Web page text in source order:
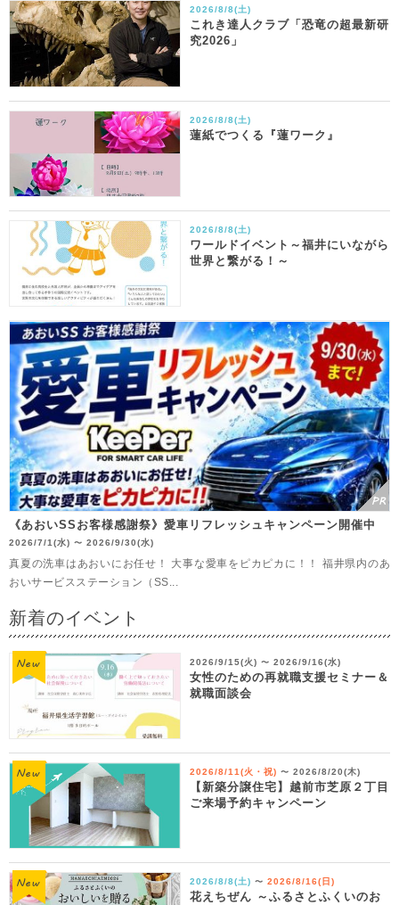
2026/8/8(土)
これき達人クラブ「恐竜の超最新研
究2026」
2026/8/8(土)
蓮紙でつくる『蓮ワーク』
2026/8/8(土)
ワールドイベント～福井にいながら
世界と繋がる！～
《あおいSSお客様感謝祭》愛車リフレッシュキャンペーン開催中
2026/7/1(水) 〜 2026/9/30(水)
真夏の洗車はあおいにお任せ！ 大事な愛車をピカピカに！！ 福井県内のあ
おいサービスステーション（SS...
新着のイベント
2026/9/15(火) 〜 2026/9/16(水)
女性のための再就職支援セミナー＆
就職面談会
2026/8/11(火・祝) 〜 2026/8/20(木)
【新築分譲住宅】越前市芝原２丁目
ご来場予約キャンペーン
2026/8/8(土) 〜 2026/8/16(日)
花えちぜん ～ふるさとふくいのお